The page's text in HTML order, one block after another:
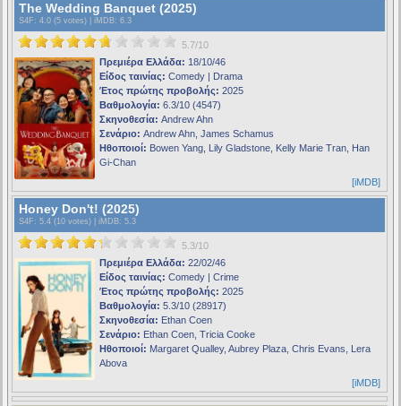
The Wedding Banquet (2025)
S4F : 4.0 (5 votes) | iMDB: 6.3
5.7/10
Πρεμιέρα Ελλάδα: 18/10/46
Είδος ταινίας: Comedy | Drama
Έτος πρώτης προβολής: 2025
Βαθμολογία: 6.3/10 (4547)
Σκηνοθεσία: Andrew Ahn
Σενάριο: Andrew Ahn, James Schamus
Ηθοποιοί: Bowen Yang, Lily Gladstone, Kelly Marie Tran, Han
Gi-Chan
[iMDB]
Honey Don't! (2025)
S4F : 5.4 (10 votes) | iMDB: 5.3
5.3/10
Πρεμιέρα Ελλάδα: 22/02/46
Είδος ταινίας: Comedy | Crime
Έτος πρώτης προβολής: 2025
Βαθμολογία: 5.3/10 (28917)
Σκηνοθεσία: Ethan Coen
Σενάριο: Ethan Coen, Tricia Cooke
Ηθοποιοί: Margaret Qualley, Aubrey Plaza, Chris Evans, Lera
Abova
[iMDB]